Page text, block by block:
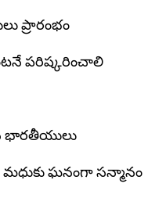
ప్రారంభం
పరిష్కరించాలి
భారతీయులు
మధుకు ఘనంగా సన్మానం